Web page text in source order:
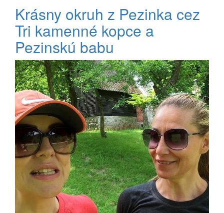
Krásny okruh z Pezinka cez
Tri kamenné kopce a
Pezinskú babu